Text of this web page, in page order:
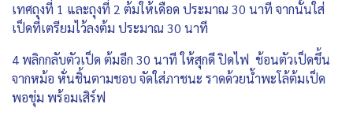
เทศถุงที่ 1 และถุงที่ 2 ต้มให้เดือด ประมาณ 30 นาที จากนั้นใส่
เป็ดที่เตรียมไว้ลงต้ม ประมาณ 30 นาที
4 พลิกกลับตัวเป็ด ต้มอีก 30 นาที ให้สุกดี ปิดไฟ ช้อนตัวเป็ดขึ้น
จากหม้อ หั่นชิ้นตามชอบ จัดใส่ภาชนะ ราดด้วยน้ำพะโล้ต้มเป็ด
พอชุ่ม พร้อมเสิร์ฟ